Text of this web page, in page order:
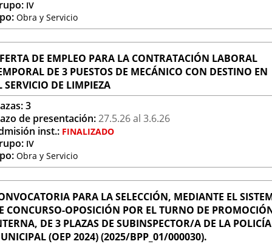
IV
Obra y Servicio
3
DE EMPLEO PARA LA CONTRATACIÓN LABORAL
DE 3 PUESTOS DE MECÁNICO CON DESTINO EN
SERVICIO DE LIMPIEZA
de presentación:27.5.26al 3.6.26
inst.: FINALIZADO
IV
Obra y Servicio
PARA LA SELECCIÓN, MEDIANTE EL
CONCURSO-OPOSICIÓN POR EL TURNO DE
DE 3 PLAZAS DE SUBINSPECTOR/A DE LA POLICÍA
(OEP 2024) (2025/BPP_01/000030).